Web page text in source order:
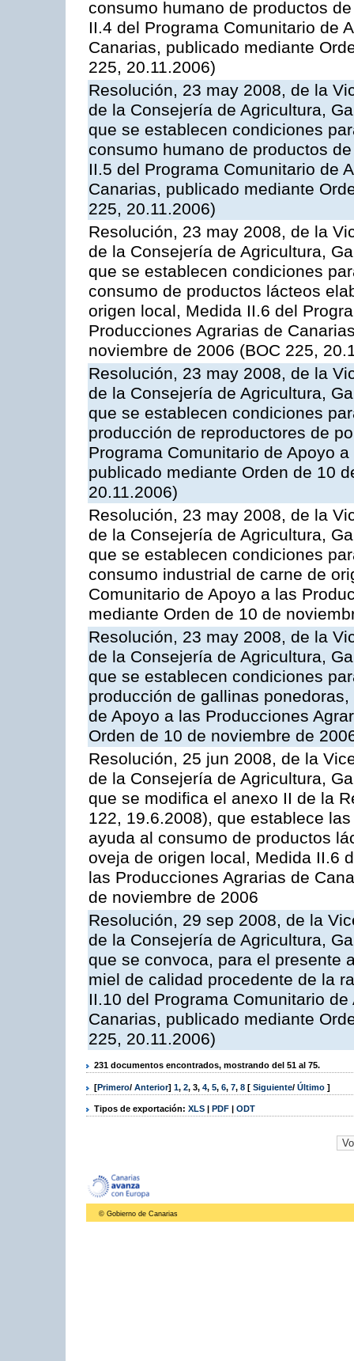
consumo humano de productos
II.4 del Programa Comunitario de
Canarias, publicado mediante
225, 20.11.2006)
Resolución, 23 may 2008, de la
de la Consejería de Agricultura,
que se establecen condiciones
consumo humano de productos
II.5 del Programa Comunitario de
Canarias, publicado mediante
225, 20.11.2006)
Resolución, 23 may 2008, de la
de la Consejería de Agricultura,
que se establecen condiciones
consumo de productos lácteos
origen local, Medida II.6 del
Producciones Agrarias de
noviembre de 2006 (BOC 225,
Resolución, 23 may 2008, de la
de la Consejería de Agricultura,
que se establecen condiciones
producción de reproductores de
Programa Comunitario de Apoyo
publicado mediante Orden de 10
20.11.2006)
Resolución, 23 may 2008, de la
de la Consejería de Agricultura,
que se establecen condiciones
consumo industrial de carne de
Comunitario de Apoyo a las
mediante Orden de 10 de
Resolución, 23 may 2008, de la
de la Consejería de Agricultura,
que se establecen condiciones
producción de gallinas
de Apoyo a las Producciones
Orden de 10 de noviembre de
Resolución, 25 jun 2008, de la
de la Consejería de Agricultura,
que se modifica el anexo II de la
122, 19.6.2008), que establece
ayuda al consumo de productos
oveja de origen local, Medida II.6
las Producciones Agrarias de
de noviembre de 2006
Resolución, 29 sep 2008, de la
de la Consejería de Agricultura,
que se convoca, para el presente
miel de calidad procedente de la
II.10 del Programa Comunitario
Canarias, publicado mediante
225, 20.11.2006)
231 documentos encontrados, mostrando del 51 al 75.
[Primero/ Anterior] 1, 2, 3, 4, 5, 6, 7, 8 [ Siguiente/ Último ]
Tipos de exportación: XLS | PDF | ODT
© Gobierno de Canarias